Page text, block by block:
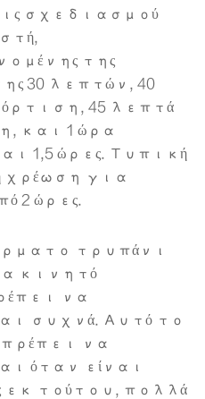
σχεδιασμού
της
30 λεπτών, 40
45 λεπτά
και 1 ώρα
1,5 ώρες. Τυπική
χρέωση για
2 ώρες.
τρυπάνι
κινητό
να
συχνά. Αυτό το
πρέπει να
όταν είναι
εκ τούτου, πολλά